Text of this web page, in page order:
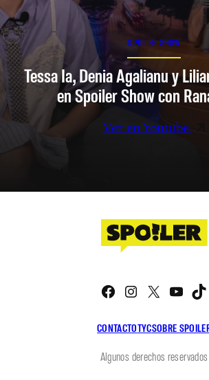
SPOILER SHOW
Tessa Ia, Denia Agalianu y
en Spoiler Show con
Ver en Youtube
CONTACTOTYCSOBRE
Facebook
X
Algunos derechos reservados